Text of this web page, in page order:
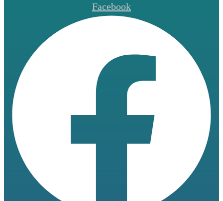
Facebook